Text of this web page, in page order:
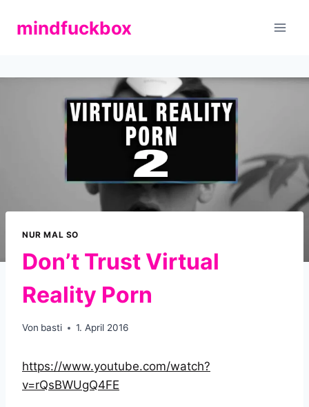
Inhaltmindfuckbox
NUR MAL SO
Don’t Trust Virtual
Reality Porn
Von basti 1. April 2016
https://www.youtube.com/watch?
v=rQsBWUgQ4FE